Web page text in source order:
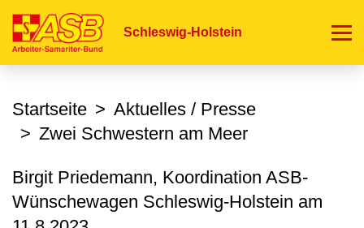
zum
Schleswig-Holstein
Startseite
Aktuelles / Presse
Zwei Schwestern am Meer
Birgit Priedemann, Koordination ASB-
Wünschewagen Schleswig-Holstein am